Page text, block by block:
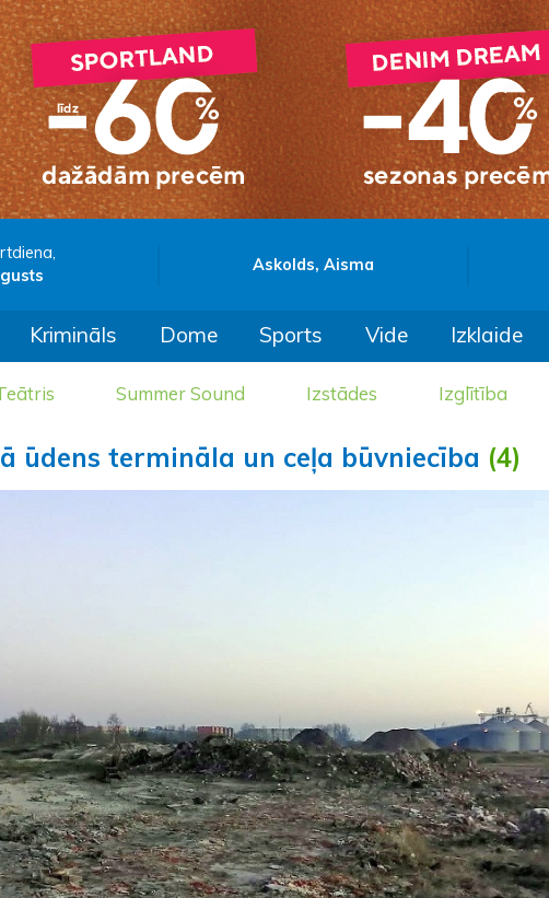
Askolds, Aisma
Krimināls Dome Sports Vide Izklaide
Summer Sound Izstādes Izglītība
ūdens termināla un ceļa būvniecība (4)